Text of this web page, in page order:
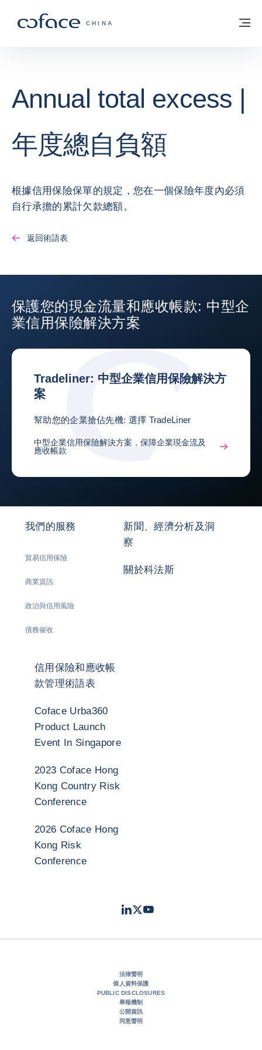
科法斯：攜手共創安全貿易 - 首頁
CHINA
返回首頁
Annual total excess |
年度總自負額
根據信用保險保單的規定，您在一個保險年度內必須
自行承擔的累計欠款總額。
返回術語表
保護您的現金流量和應收帳款: 中型企
業信用保險解決方案
Tradeliner: 中型企業信用保險解決方
案
幫助您的企業搶佔先機: 選擇 TradeLiner
中型企業信用保險解決方案，保障企業現金流及
應收帳款
我們的服務
貿易信用保險
商業資訊
政治與信用風險
債務催收
新聞、經濟分析及洞
察
關於科法斯
信用保險和應收帳
款管理術語表
Coface Urba360
Product Launch
Event In Singapore
2023 Coface Hong
Kong Country Risk
Conference
2026 Coface Hong
Kong Risk
Conference
LinkedIn
TwitterYoutube
法律聲明
個人資料保護
PUBLIC DISCLOSURES
舉報機制
公開資訊
同意聲明